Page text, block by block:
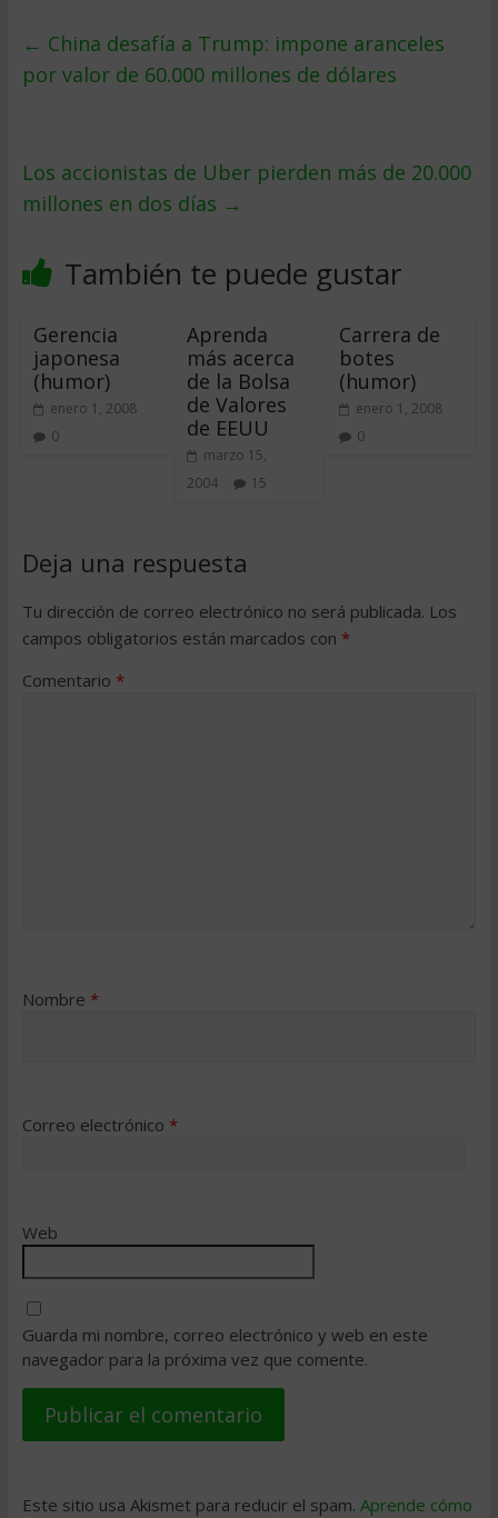
← China desafía a Trump: impone aranceles
por valor de 60.000 millones de dólares
Los accionistas de Uber pierden más de 20.000
millones en dos días →
También te puede gustar
Gerencia
japonesa
(humor)
enero 1, 2008
0
Aprenda
más acerca
de la Bolsa
de Valores
de EEUU
marzo 15,
2004
15
Carrera de
botes
(humor)
enero 1, 2008
0
Deja una respuesta
Tu dirección de correo electrónico no será publicada. Los
campos obligatorios están marcados con *
Comentario *
Nombre *
Correo electrónico *
Web
Guarda mi nombre, correo electrónico y web en este
navegador para la próxima vez que comente.
Este sitio usa Akismet para reducir el spam. Aprende cómo